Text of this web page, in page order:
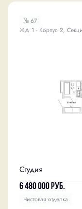
№ 67
ЖД 1 - Корпус 2,
Студия
6 480 000руб.
Чистовая отделка